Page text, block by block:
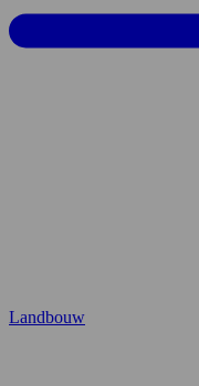
Landbouw